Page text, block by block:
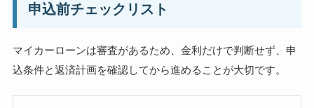
申込前チェックリスト
マイカーローンは審査があるため、金利だけで判断せず、申
込条件と返済計画を確認してから進めることが大切です。